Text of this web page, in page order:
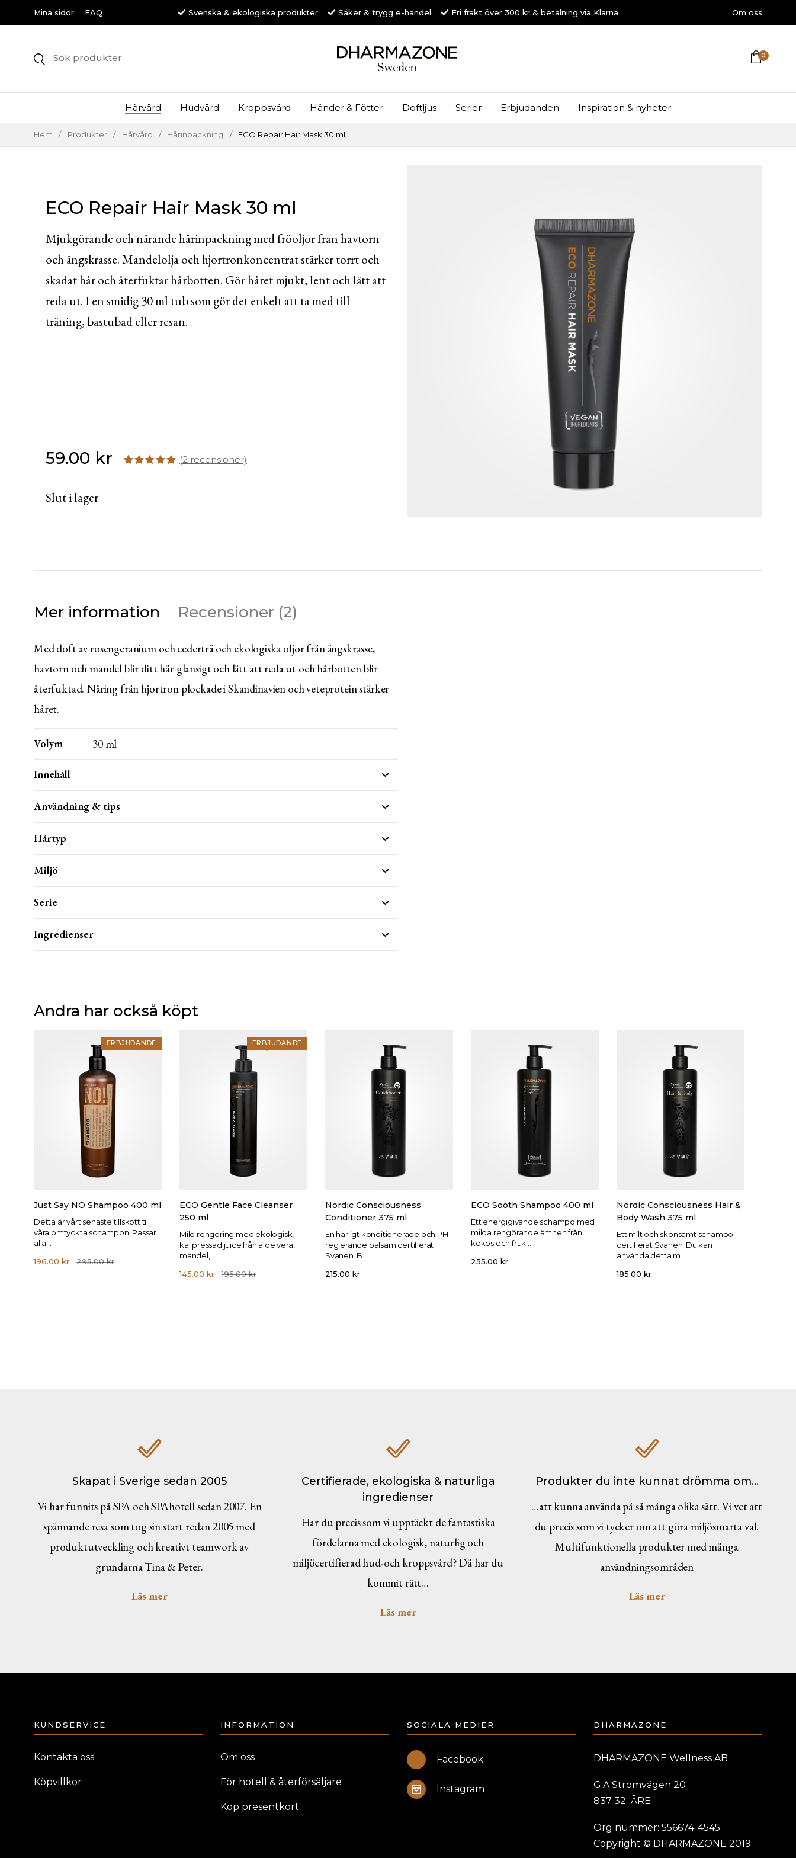
Mina sidor FAQ Svenska & ekologiska produkter Säker & trygg e-handel Fri frakt över 300 kr & betalning via Klarna Om oss
0
Hårvård Hudvård Kroppsvård Händer & Fötter Doftljus Serier Erbjudanden Inspiration & nyheter
Hem / Produkter / Hårvård / Hårinpackning / ECO Repair Hair Mask 30 ml
ECO Repair Hair Mask 30 ml
Mjukgörande och närande hårinpackning med fröoljor från havtorn
och ängskrasse. Mandelolja och hjortronkoncentrat stärker torrt och
skadat hår och återfuktar hårbotten. Gör håret mjukt, lent och lätt att
reda ut. I en smidig 30 ml tub som gör det enkelt att ta med till
träning, bastubad eller resan.
59.00 kr (2 recensioner)
Slut i lager
Mer information Recensioner (2)
Med doft av rosengeranium och cederträ och ekologiska oljor från ängskrasse,
havtorn och mandel blir ditt hår glansigt och lätt att reda ut och hårbotten blir
återfuktad. Näring från hjortron plockade i Skandinavien och veteprotein stärker
håret.
Volym 30 ml
Innehåll
Användning & tips
Hårtyp
Miljö
Serie
Ingredienser
Andra har också köpt
ERBJUDANDE
Just Say NO Shampoo 400 ml
Detta är vårt senaste tillskott till
våra omtyckta schampon. Passar
alla...
295.00kr
196.00 kr
ERBJUDANDE
ECO Gentle Face Cleanser
250 ml
Mild rengöring med ekologisk,
kallpressad juice från aloe vera,
mandel,...
195.00kr
145.00 kr
Nordic Consciousness
Conditioner 375 ml
En härligt konditionerade och PH
reglerande balsam certifierat
Svanen. B...
215.00 kr
ECO Sooth Shampoo 400 ml
Ett energigivande schampo med
milda rengörande ämnen från
kokos och fruk...
255.00 kr
Nordic Consciousness Hair &
Body Wash 375 ml
Ett milt och skonsamt schampo
certifierat Svanen. Du kan
använda detta m...
185.00 kr
Skapat i Sverige sedan 2005
Vi har funnits på SPA och SPAhotell sedan 2007. En
spännande resa som tog sin start redan 2005 med
produktutveckling och kreativt teamwork av
grundarna Tina & Peter.
Läs mer
Certifierade, ekologiska & naturliga
ingredienser
Har du precis som vi upptäckt de fantastiska
fördelarna med ekologisk, naturlig och
miljöcertifierad hud-och kroppsvård? Då har du
kommit rätt…
Läs mer
Produkter du inte kunnat drömma om…
…att kunna använda på så många olika sätt. Vi vet att
du precis som vi tycker om att göra miljösmarta val.
Multifunktionella produkter med många
användningsområden
Läs mer
KUNDSERVICE
Kontakta oss
Köpvillkor
INFORMATION
Om oss
För hotell & återförsäljare
Köp presentkort
SOCIALA MEDIER
Facebook
Instagram
DHARMAZONE
DHARMAZONE Wellness AB
G:A Strömvägen 20
837 32 ÅRE
Org nummer: 556674-4545
Copyright © DHARMAZONE 2019